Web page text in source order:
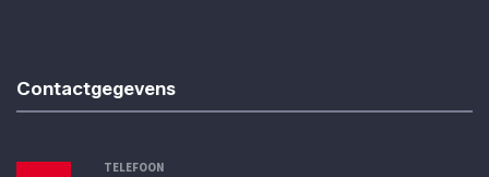
Contactgegevens
TELEFOON